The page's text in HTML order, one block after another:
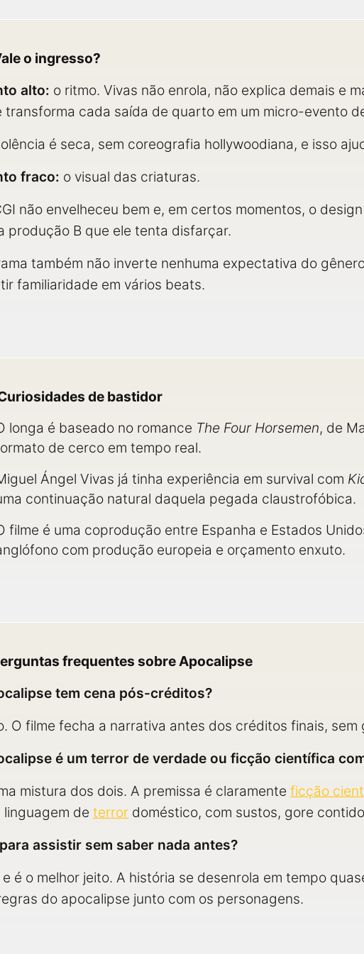
o ingresso?
alto: o ritmo. Vivas não enrola, não explica demais e
transforma cada saída de quarto em um micro-evento
é seca, sem coreografia hollywoodiana, e isso
fraco: o visual das criaturas.
não envelheceu bem e, em certos momentos, o
produção B que ele tenta disfarçar.
também não inverte nenhuma expectativa do
familiaridade em vários beats.
de bastidor
longa é baseado no romance The Four Horsemen, de
de cerco em tempo real.
Ángel Vivas já tinha experiência em survival com
continuação natural daquela pegada claustrofóbica.
filme é uma coprodução entre Espanha e Estados
com produção europeia e orçamento enxuto.
frequentes sobre Apocalipse
tem cena pós-créditos?
O filme fecha a narrativa antes dos créditos finais,
é um terror de verdade ou ficção científica
mistura dos dois. A premissa é claramente ficção
linguagem de terror doméstico, com sustos, gore
assistir sem saber nada antes?
e é o melhor jeito. A história se desenrola em tempo
do apocalipse junto com os personagens.